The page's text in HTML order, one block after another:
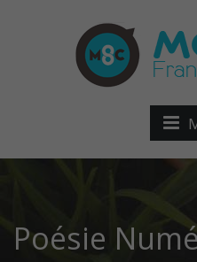
Poésie